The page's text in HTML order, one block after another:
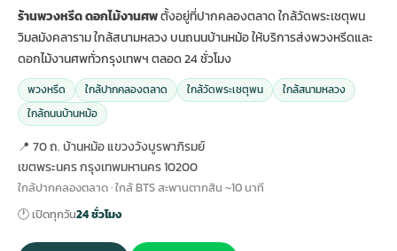
ร้านพวงหรีด ดอกไม้งานศพตั้งอยู่ที่ปากคลองตลาด ใกล้วัดพระเชตุพน
วิมลมังคลาราม ใกล้สนามหลวง บนถนนบ้านหม้อ ให้บริการส่งพวงหรีดและ
ดอกไม้งานศพทั่วกรุงเทพฯ ตลอด 24 ชั่วโมง
พวงหรีด ใกล้ปากคลองตลาด ใกล้วัดพระเชตุพน
ใกล้สนามหลวง
ใกล้ถนนบ้านหม้อ
📍 70 ถ. บ้านหม้อ แขวงวังบูรพาภิรมย์
เขตพระนคร กรุงเทพมหานคร 10200
ใกล้ปากคลองตลาด · ใกล้ BTS สะพานตากสิน ~10 นาที
🕐 เปิดทุกวัน24 ชั่วโมง